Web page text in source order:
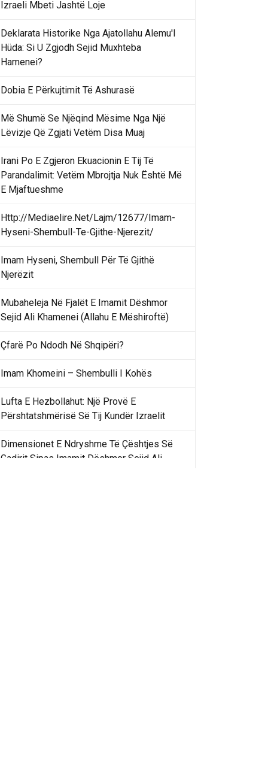
Izraeli Mbeti Jashtë Loje
Deklarata Historike Nga Ajatollahu Alemu'l
Hüda: Si U Zgjodh Sejid Muxhteba
Hamenei?
Dobia E Përkujtimit Të Ashurasë
Më Shumë Se Njëqind Mësime Nga Një
Lëvizje Që Zgjati Vetëm Disa Muaj
Irani Po E Zgjeron Ekuacionin E Tij Të
Parandalimit: Vetëm Mbrojtja Nuk Është Më
E Mjaftueshme
Http://Mediaelire.Net/Lajm/12677/Imam-
Hyseni-Shembull-Te-Gjithe-Njerezit/
Imam Hyseni, Shembull Për Të Gjithë
Njerëzit
Mubaheleja Në Fjalët E Imamit Dëshmor
Sejid Ali Khamenei (Allahu E Mëshiroftë)
Çfarë Po Ndodh Në Shqipëri?
Imam Khomeini – Shembulli I Kohës
Lufta E Hezbollahut: Një Provë E
Përshtatshmërisë Së Tij Kundër Izraelit
Dimensionet E Ndryshme Të Çështjes Së
Gadirit Sipas Imamit Dëshmor Sejid Ali